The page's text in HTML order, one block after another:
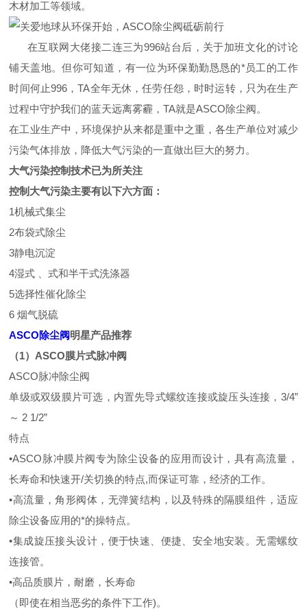
木材加工等领域。
在互联网大佬接二连三为996站台后，关于加班文化的讨论
铺天盖地。但你可知道，有一位为环保勤勤恳恳的*员工的工作
时间何止996，TA全年无休，任劳任怨，时时运转，只为在生产
过程中守护我们的蓝天远离雾霾，TA就是ASCO除尘阀。
在工业生产中，环境保护从来都是重中之重，各生产单位对减少
污染气体排放，降低大气污染的一直做出巨大的努力。
大气污染控制技术已为所关注
控制大气污染主要有以下六方面：
1机械式集尘
2布袋式除尘
3静电沉淀
4湿式 、式和半干式洗涤器
5选择性催化除尘
6 烟气脱硫
ASCO除尘阀明星产品推荐
（1）ASCO膜片式脉冲阀
ASCO脉冲除尘阀
单级或双级膜片可选，内置先导式螺纹连接或旋压头连接，3/4”
～ 2 1/2”
特点
•ASCO脉冲膜片阀专为除尘设备的应用而设计，具有高流量，
长寿命和快速开/关切换的特点,而保证可靠，经济的工作。
•高流量，角形阀体，无弹簧结构，以及特殊的隔膜组件，适应
除尘设备应用的*的操特点。
•集成旋压接头设计，便于快速、便捷、安全地安装。无需螺纹
连接管。
•高品质膜片，耐磨，长寿命
（即使在相当恶劣的条件下工作)。